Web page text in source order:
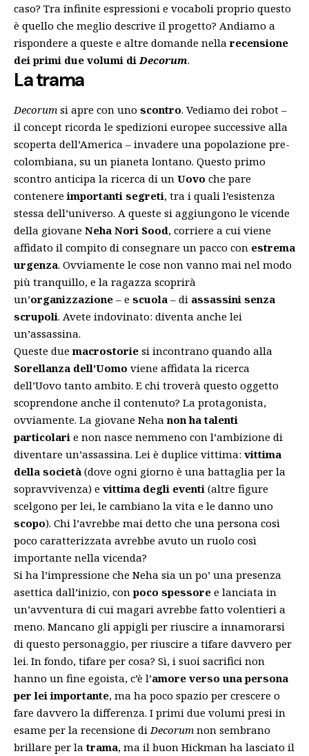
caso? Tra infinite espressioni e vocaboli proprio questo
è quello che meglio descrive il progetto? Andiamo a
rispondere a queste e altre domande nellarecensione
dei primi due volumi di Decorum.
La trama
Decorum si apre con uno scontro. Vediamo dei robot –
il concept ricorda le spedizioni europee successive alla
scoperta dell’America – invadere una popolazione pre-
colombiana, su un pianeta lontano. Questo primo
scontro anticipa la ricerca di un Uovo che pare
contenereimportanti segreti, tra i quali l’esistenza
stessa dell’universo. A queste si aggiungono le vicende
della giovane Neha Nori Sood, corriere a cui viene
affidato il compito di consegnare un pacco con estrema
urgenza. Ovviamente le cose non vanno mai nel modo
più tranquillo, e la ragazza scoprirà
un’organizzazione – e scuola – di assassini senza
scrupoli. Avete indovinato: diventa anche lei
un’assassina.
Queste duemacrostorie si incontrano quando alla
Sorellanza dell’Uomo viene affidata la ricerca
dell’Uovo tanto ambito. E chi troverà questo oggetto
scoprendone anche il contenuto? La protagonista,
ovviamente. La giovane Nehanon ha talenti
particolari e non nasce nemmeno con l’ambizione di
diventare un’assassina. Lei è duplice vittima: vittima
della società (dove ogni giorno è una battaglia per la
sopravvivenza) e vittima degli eventi (altre figure
scelgono per lei, le cambiano la vita e le danno uno
scopo). Chi l’avrebbe mai detto che una persona così
poco caratterizzata avrebbe avuto un ruolo così
importante nella vicenda?
Si ha l’impressione che Neha sia un po’ una presenza
asettica dall’inizio, conpoco spessore e lanciata in
un’avventura di cui magari avrebbe fatto volentieri a
meno. Mancano gli appigli per riuscire a innamorarsi
di questo personaggio, per riuscire a tifare davvero per
lei. In fondo, tifare per cosa? Sì, i suoi sacrifici non
hanno un fine egoista, c’è l’amore verso una persona
per lei importante, ma ha poco spazio per crescere o
fare davvero la differenza. I primi due volumi presi in
esame per la recensione diDecorum non sembrano
brillare per latrama, ma il buon Hickman ha lasciato il